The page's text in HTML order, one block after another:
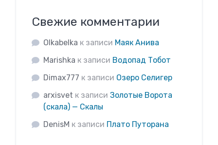
Свежие комментарии
Olkabelka к записи Маяк Анива
Marishka к записи Водопад Тобот
Dimax777 к записи Озеро Селигер
arxisvet к записи Золотые Ворота
(скала) — Скалы
DenisM к записи Плато Путорана